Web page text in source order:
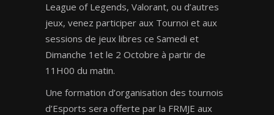
League of Legends, Valorant, ou d’autres
jeux, venez participer aux Tournoi et aux
sessions de jeux libres ce Samedi et
Dimanche 1et le 2 Octobre à partir de
11H00 du matin.
Une formation d’organisation des tournois
d’Esports sera offerte par la FRMJE aux